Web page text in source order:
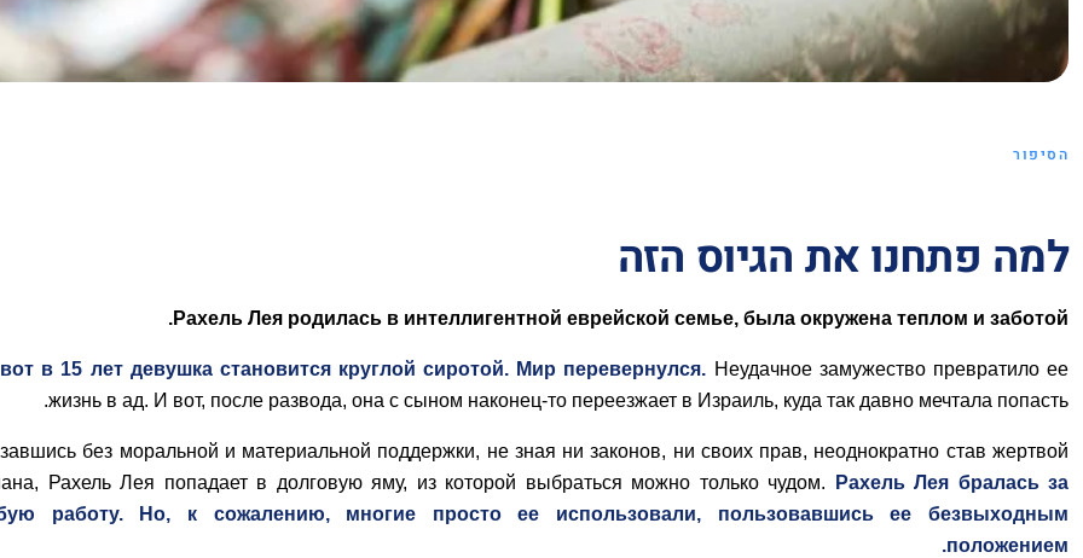
הסיפור
למה פתחנו את הגיוס הזה
Рахель Лея родилась в интеллигентной еврейской семье, была окружена теплом и заботой.
в 15 лет девушка становится круглой сиротой. Мир перевернулся. Неудачное замужество превратило ее
жизнь в ад. И вот, после развода, она с сыном наконец-то переезжает в Израиль, куда так давно мечтала попасть.
без моральной и материальной поддержки, не зная ни законов, ни своих прав, неоднократно став жертвой
Рахель Лея попадает в долговую яму, из которой выбраться можно только чудом. Рахель Лея бралась за
работу. Но, к сожалению, многие просто ее использовали, пользовавшись ее безвыходным
положением.